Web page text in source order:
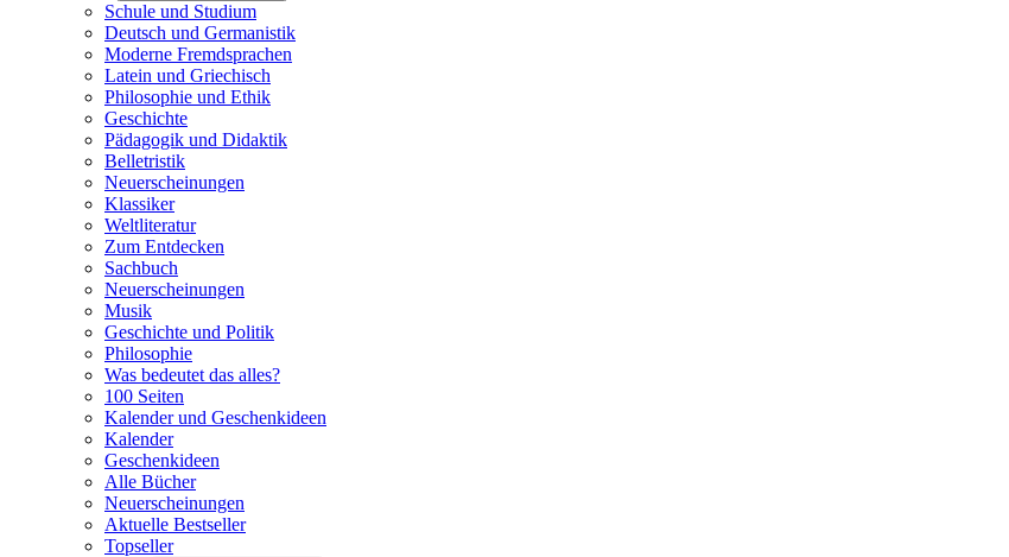
Schule und Studium
Deutsch und Germanistik
Moderne Fremdsprachen
Latein und Griechisch
Philosophie und Ethik
Geschichte
Pädagogik und Didaktik
Belletristik
Neuerscheinungen
Klassiker
Weltliteratur
Zum Entdecken
Sachbuch
Neuerscheinungen
Musik
Geschichte und Politik
Philosophie
Was bedeutet das alles?
100 Seiten
Kalender und Geschenkideen
Kalender
Geschenkideen
Alle Bücher
Neuerscheinungen
Aktuelle Bestseller
Topseller